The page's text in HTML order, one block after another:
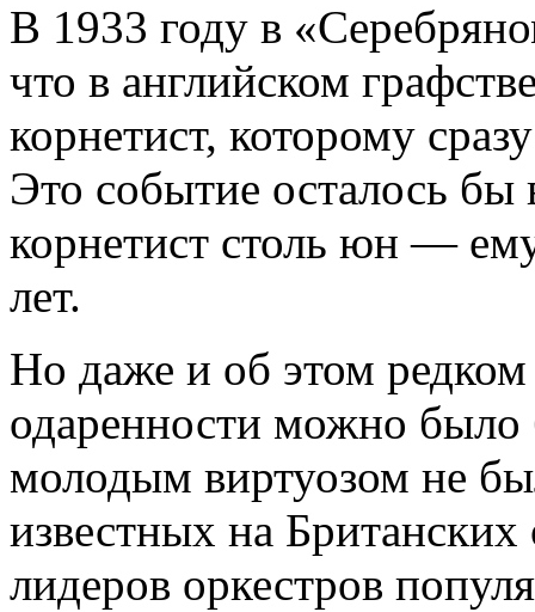
В 1933 году в
что в английском
корнетист, которому
Это событие осталось
корнетист столь юн —
лет.
Но даже и об этом
одаренности можно
молодым виртуозом не
известных на Британских
лидеров оркестров